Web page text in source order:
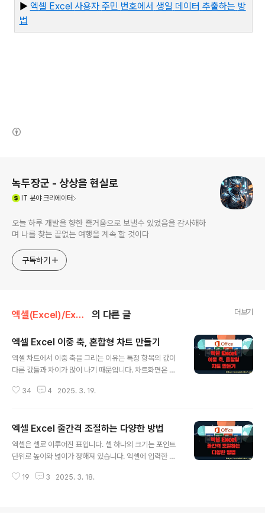
▶ 엑셀 Excel 사용자 주민 번호에서 생일 데이터 추출하는 방
법
녹두장군 - 상상을 현실로
IT 분야 크리에이터
오늘 하루 개발을 향한 즐거움으로 보낼수 있었음을 감사해하
며 나를 찾는 끝없는 여행을 계속 할 것이다
구독하기
엑셀(Excel)/Excel 의 다른 글 더보기
엑셀 Excel 이중 축, 혼합형 차트 만들기
엑셀 차트에서 이중 축을 그리는 이유는 특정 항목의 값이
다른 값들과 차이가 많이 나기 때문입니다. 차트화면은 세
른 내용들은 상대적으로 작아서 비교가 안됩니다. 그래서
는 다른 데이터 보다 클 수밖에 없습니다. 합계 데이터를 개
별 데이터와 비교하면 값 차이 때문에 균형이 맞지 않아서
가독성이 떨어집니다. 그래서 오른쪽에 새로운 보조 축을
개별 값들과 비교대상이 아닙니다. 독립적인 데이터라고
34 4 2025. 3. 19.
엑셀 Excel 줄간격 조절하는 다양한 방법
엑셀은 셀로 이루어진 표입니다. 셀 하나의 크기는 포인트
단위로 높이와 넓이가 정해져 있습니다. 엑셀에 입력한 텍
하는 것이 줄간격을 맞추는 것입니다. 셀 내에 줄간격은 어
19 3 2025. 3. 18.